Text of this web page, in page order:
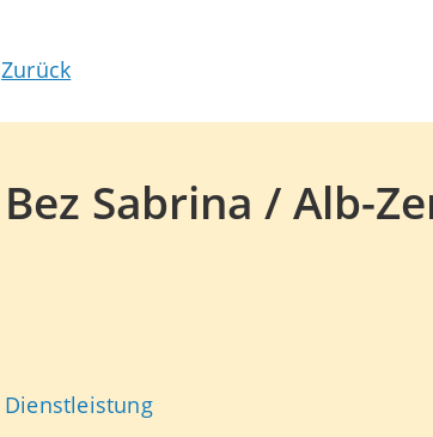
Zurück
Bez Sabrina / Alb-
Dienstleistung